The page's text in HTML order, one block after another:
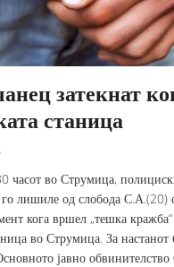
затекнат
станица
часот во Струмица,
лишиле од слобода С.А.(20)
кога вршел „тешка
во Струмица. За настанот
јавно